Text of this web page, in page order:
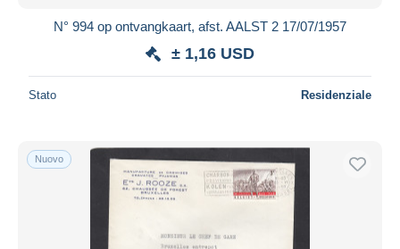
N° 994 op ontvangkaart, afst. AALST 2 17/07/1957
± 1,16 USD
Stato Residenziale
Nuovo